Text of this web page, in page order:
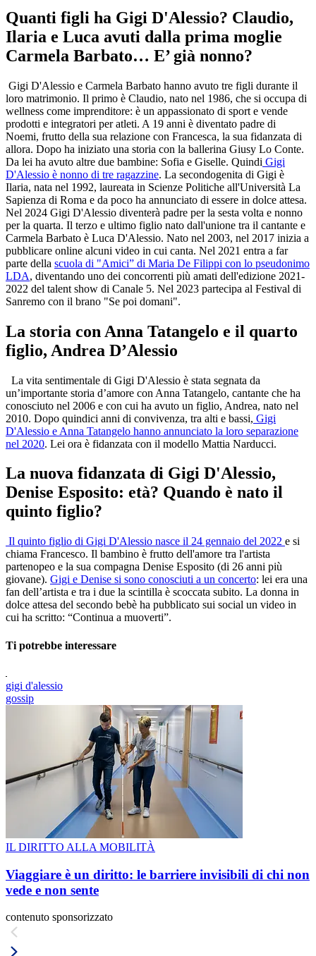
Quanti figli ha Gigi D'Alessio? Claudio,
Ilaria e Luca avuti dalla prima moglie
Carmela Barbato… E’ già nonno?
Gigi D'Alessio e Carmela Barbato hanno avuto tre figli durante il
loro matrimonio. Il primo è Claudio, nato nel 1986, che si occupa di
wellness come imprenditore: è un appassionato di sport e vende
prodotti e integratori per atleti. A 19 anni è diventato padre di
Noemi, frutto della sua relazione con Francesca, la sua fidanzata di
allora. Dopo ha iniziato una storia con la ballerina Giusy Lo Conte.
Da lei ha avuto altre due bambine: Sofia e Giselle. Quindi Gigi
D'Alessio è nonno di tre ragazzine. La secondogenita di Gigi è
Ilaria, nata nel 1992, laureata in Scienze Politiche all'Università La
Sapienza di Roma e da poco ha annunciato di essere in dolce attesa.
Nel 2024 Gigi D'Alessio diventerà padre per la sesta volta e nonno
per la quarta. Il terzo e ultimo figlio nato dall'unione tra il cantante e
Carmela Barbato è Luca D'Alessio. Nato nel 2003, nel 2017 inizia a
pubblicare online alcuni video in cui canta. Nel 2021 entra a far
parte della scuola di "Amici” di Maria De Filippi con lo pseudonimo
LDA, diventando uno dei concorrenti più amati dell'edizione 2021-
2022 del talent show di Canale 5. Nel 2023 partecipa al Festival di
Sanremo con il brano "Se poi domani".
La storia con Anna Tatangelo e il quarto
figlio, Andrea D’Alessio
La vita sentimentale di Gigi D'Alessio è stata segnata da
un’importante storia d’amore con Anna Tatangelo, cantante che ha
conosciuto nel 2006 e con cui ha avuto un figlio, Andrea, nato nel
2010. Dopo quindici anni di convivenza, tra alti e bassi, Gigi
D'Alessio e Anna Tatangelo hanno annunciato la loro separazione
nel 2020. Lei ora è fidanzata con il modello Mattia Narducci.
La nuova fidanzata di Gigi D'Alessio,
Denise Esposito: età? Quando è nato il
quinto figlio?
Il quinto figlio di Gigi D'Alessio nasce il 24 gennaio del 2022 e si
chiama Francesco. Il bambino è frutto dell'amore tra l'artista
partenopeo e la sua compagna Denise Esposito (di 26 anni più
giovane). Gigi e Denise si sono conosciuti a un concerto: lei era una
fan dell’artista e tra i due la scintilla è scoccata subito. La donna in
dolce attesa del secondo bebè ha pubblicato sui social un video in
cui ha scritto: “Continua a muoverti”.
Ti potrebbe interessare
gigi d'alessio
gossip
IL DIRITTO ALLA MOBILITÀ
Viaggiare è un diritto: le barriere invisibili di chi non
vede e non sente
contenuto sponsorizzato